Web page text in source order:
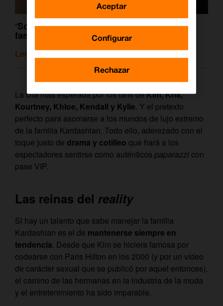
‘Soy Georgina’ y otros ‘docurealities’ de
famosos que son todo lujo y ostentación
Leer artículo relacionado
La cita más esperada por los fans deKim, Kris,
Kourtney, Khloe, Kendall y Kylie. Y el pretexto
perfecto para asomarse a los mundos de lujo extremo
de la familia Kardashian. Todo ello, aderezado con el
toque justo de drama y cotilleo que hará a los
espectadores sentirse como auténticos paparazzi con
pase VIP.
Las reinas del reality
Si hay un talento que sabe manejar la familia
Kardashian es el de mantenerse siempre en
tendencia. Desde que Kim se hiciera famosa por
codearse con Paris Hilton en los 2000 (y por un vídeo
de carácter sexual que se publicó por aquel entonces),
el camino de las hermanas en la industria de la moda
y el entretenimiento ha sido imparable.
Configurar
Rechazar
Aceptar